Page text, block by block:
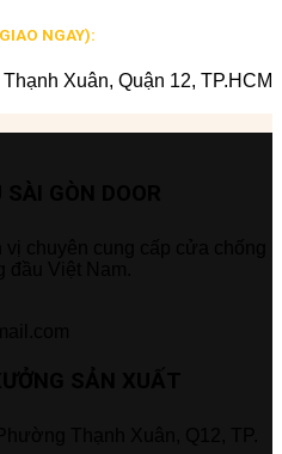
NGAY):
Xuân, Quận 12, TP.HCM